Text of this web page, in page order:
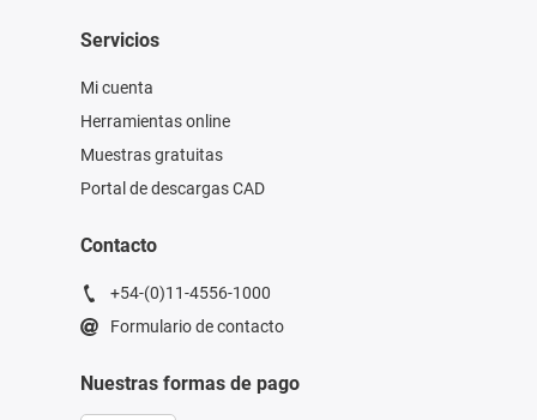
Servicios
Mi cuenta
Herramientas online
Muestras gratuitas
Portal de descargas CAD
Contacto
+54-(0)11-4556-1000
Formulario de contacto
Nuestras formas de pago